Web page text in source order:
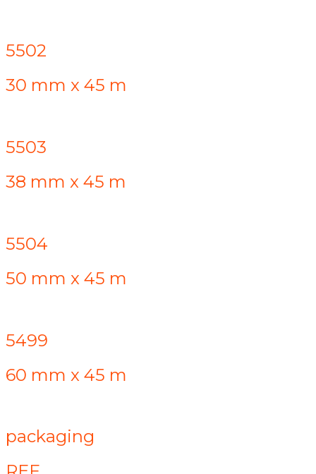
5502
30 mm x 45 m
5503
38 mm x 45 m
5504
50 mm x 45 m
5499
60 mm x 45 m
packaging